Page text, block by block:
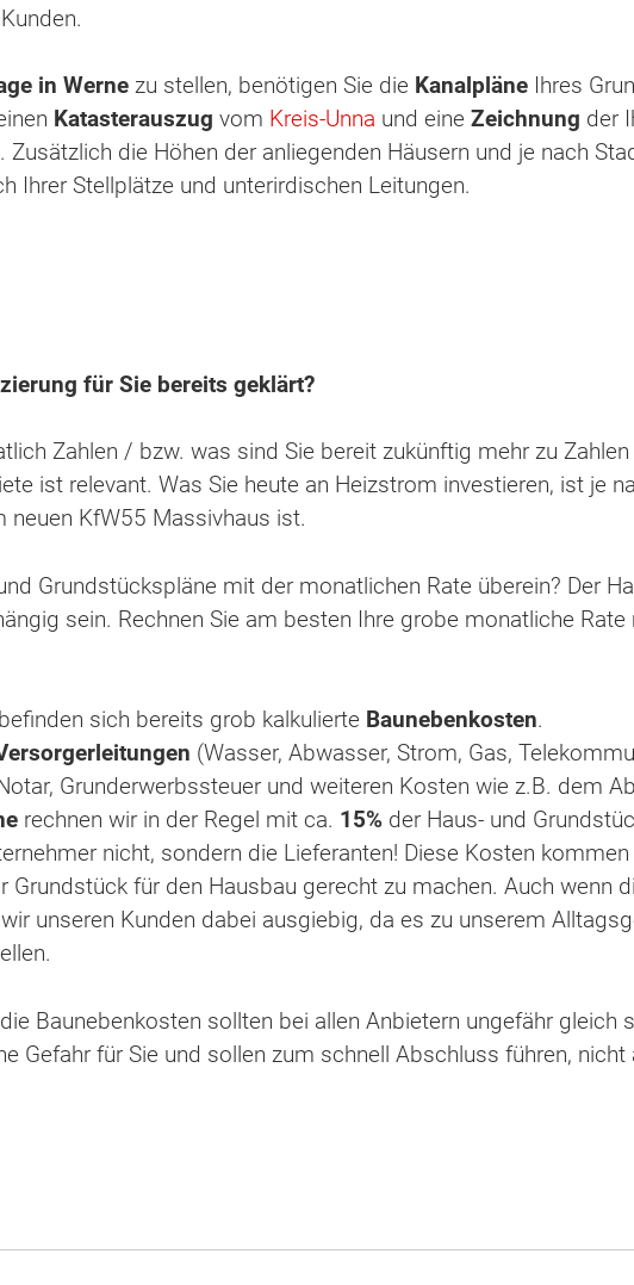
in Werne zu stellen, benötigen Sie die Kanalpläne Ihres
Katasterauszug vom Kreis-Unna und eine Zeichnung der
Zusätzlich die Höhen der anliegenden Häusern und je nach
Ihrer Stellplätze und unterirdischen Leitungen.
für Sie bereits geklärt?
Zahlen / bzw. was sind Sie bereit zukünftig mehr zu Zahlen
ist relevant. Was Sie heute an Heizstrom investieren, ist je
neuen KfW55 Massivhaus ist.
Grundstückspläne mit der monatlichen Rate überein? Der
sein. Rechnen Sie am besten Ihre grobe monatliche
sich bereits grob kalkulierte Baunebenkosten.
(Wasser, Abwasser, Strom, Gas,
Grunderwerbssteuer und weiteren Kosten wie z.B. dem
rechnen wir in der Regel mit ca. 15% der Haus- und
nicht, sondern die Lieferanten! Diese Kosten
Grundstück für den Hausbau gerecht zu machen. Auch wenn
unseren Kunden dabei ausgiebig, da es zu unserem
Baunebenkosten sollten bei allen Anbietern ungefähr
Gefahr für Sie und sollen zum schnell Abschluss führen,